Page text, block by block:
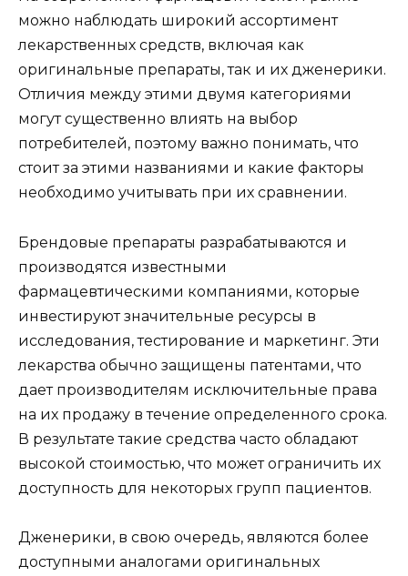
можно наблюдать широкий ассортимент
лекарственных средств, включая как
оригинальные препараты, так и их дженерики.
Отличия между этими двумя категориями
могут существенно влиять на выбор
потребителей, поэтому важно понимать, что
стоит за этими названиями и какие факторы
необходимо учитывать при их сравнении.
Брендовые препараты разрабатываются и
производятся известными
фармацевтическими компаниями, которые
инвестируют значительные ресурсы в
исследования, тестирование и маркетинг. Эти
лекарства обычно защищены патентами, что
дает производителям исключительные права
на их продажу в течение определенного срока.
В результате такие средства часто обладают
высокой стоимостью, что может ограничить их
доступность для некоторых групп пациентов.
Дженерики, в свою очередь, являются более
доступными аналогами оригинальных